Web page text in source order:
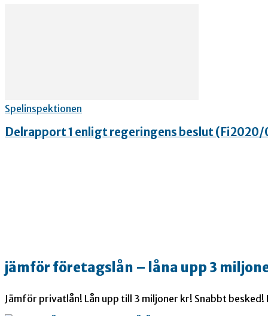
Spelinspektionen
Delrapport 1 enligt regeringens beslut (Fi2020/
jämför företagslån – låna upp 3
Jämför privatlån! Lån upp till 3 miljoner kr! Snabbt